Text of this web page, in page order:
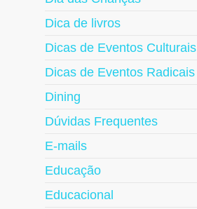
Dica de livros
Dicas de Eventos Culturais
Dicas de Eventos Radicais
Dining
Dúvidas Frequentes
E-mails
Educação
Educacional